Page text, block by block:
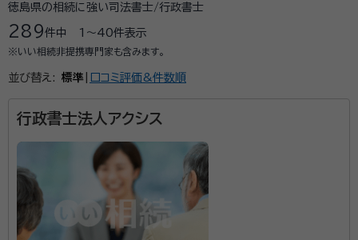
徳島県の相続に強い司法書士/行政書士
289件中 1〜40件表示
※いい相続非提携専門家も含みます。
並び替え: 標準 口コミ評価&件数順
行政書士法人アクシス